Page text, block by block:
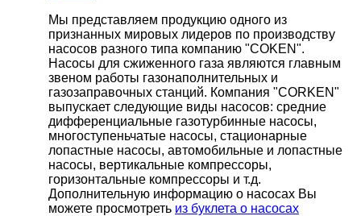
Мы представляем продукцию одного из
признанных мировых лидеров по производству
насосов разного типа компанию "COKEN".
Насосы для сжиженного газа являются главным
звеном работы газонаполнительных и
газозаправочных станций. Компания "CORKEN"
выпускает следующие виды насосов: cредние
дифференциальные газотурбинные насосы,
многоступеньчатые насосы, стационарные
лопастные насосы, автомобильные и лопaстные
насосы, вертикальные компрессоры,
горизонтальные компрессоры и т.д.
Дополнительную информацию о насосах Вы
можете просмотреть из буклета о насосах